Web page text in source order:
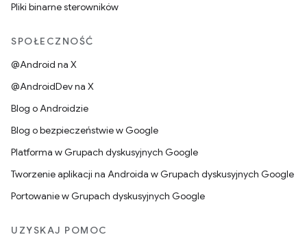
Pliki binarne sterowników
SPOŁECZNOŚĆ
@Android na X
@AndroidDev na X
Blog o Androidzie
Blog o bezpieczeństwie w Google
Platforma w Grupach dyskusyjnych Google
Tworzenie aplikacji na Androida w Grupach dyskusyjnych Google
Portowanie w Grupach dyskusyjnych Google
UZYSKAJ POMOC